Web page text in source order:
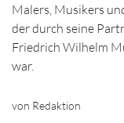
Malers, Musikers
der durch seine
Friedrich Wilhelm
war.
von Redaktion